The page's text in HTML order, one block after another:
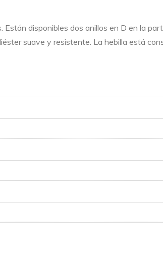
disponibles dos anillos en D en la
suave y resistente. La hebilla está